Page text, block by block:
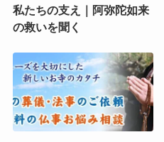
私たちの支え｜阿弥陀如来
の救いを聞く